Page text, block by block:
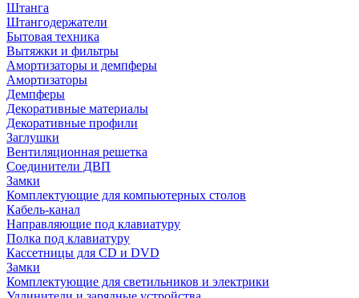
Штанга
Штангодержатели
Бытовая техника
Вытяжки и фильтры
Амортизаторы и демпферы
Амортизаторы
Демпферы
Декоративные материалы
Декоративные профили
Заглушки
Вентиляционная решетка
Соединители ДВП
Замки
Комплектующие для компьютерных столов
Кабель-канал
Направляющие под клавиатуру
Полка под клавиатуру
Кассетницы для CD и DVD
Замки
Комплектующие для светильников и электрики